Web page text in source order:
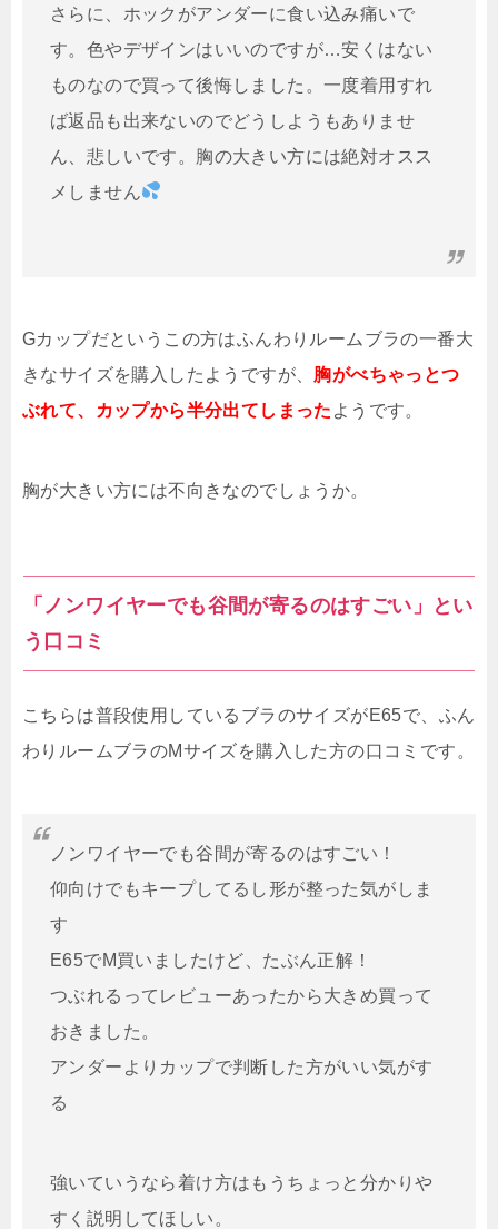
さらに、ホックがアンダーに食い込み痛いで
す。色やデザインはいいのですが…安くはない
ものなので買って後悔しました。一度着用すれ
ば返品も出来ないのでどうしようもありませ
ん、悲しいです。胸の大きい方には絶対オスス
メしません
Gカップだというこの方はふんわりルームブラの一番大
きなサイズを購入したようですが、 胸がべちゃっとつ
ぶれて、カップから半分出てしまった ようです。
胸が大きい方には不向きなのでしょうか。
「ノンワイヤーでも谷間が寄るのはすごい」とい
う口コミ
こちらは普段使用しているブラのサイズがE65で、ふん
わりルームブラのMサイズを購入した方の口コミです。
ノンワイヤーでも谷間が寄るのはすごい！
仰向けでもキープしてるし形が整った気がしま
す
E65でM買いましたけど、たぶん正解！
つぶれるってレビューあったから大きめ買って
おきました。
アンダーよりカップで判断した方がいい気がす
る
強いていうなら着け方はもうちょっと分かりや
すく説明してほしい。